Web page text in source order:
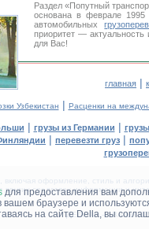
для предоставления вам
браузере и
на сайте Della, вы
Раздел «Попутный
основана в феврале
автомобильных
приоритет —
для Вас!
главная |
Узбекистан | Расценки на
| грузы из Германии |
| перевезти груз |
оформление, стиль и
средствах информации и
ДЕЛЛА® —ВАШИ